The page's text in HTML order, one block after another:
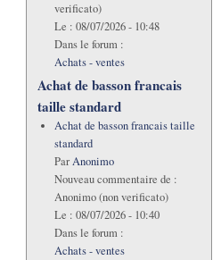
verificato)
Le : 08/07/2026 - 10:48
Dans le forum :
Achats - ventes
Achat de basson francais
taille standard
Achat de basson francais taille
standard
ParAnonimo
Nouveau commentaire de :
Anonimo (non verificato)
Le : 08/07/2026 - 10:40
Dans le forum :
Achats - ventes